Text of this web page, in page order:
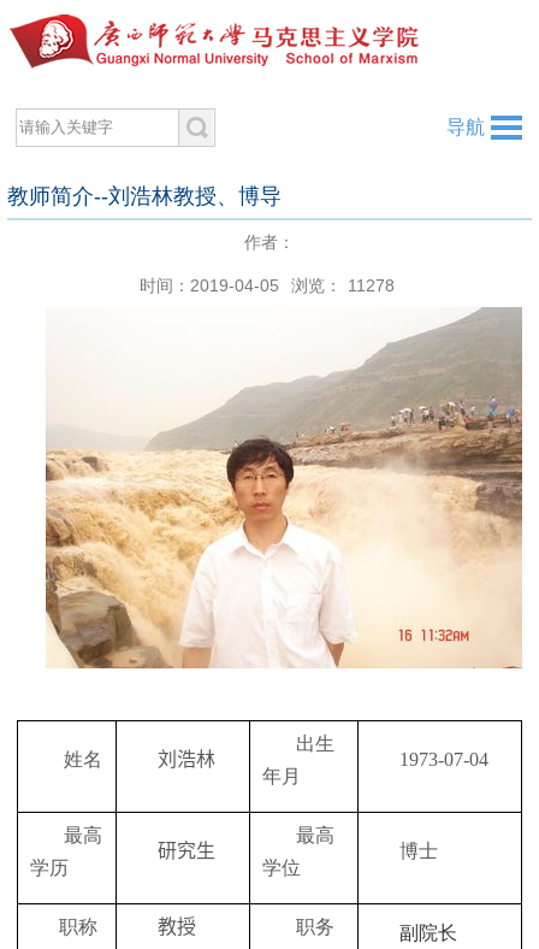
导航
教师简介--刘浩林教授、博导
作者：
时间：2019-04-05 浏览： 11278
姓名 刘浩林
出生
年月
1973-07-04
最高
学历
研究生
最高
学位
博士
职称 教授 职务 副院长